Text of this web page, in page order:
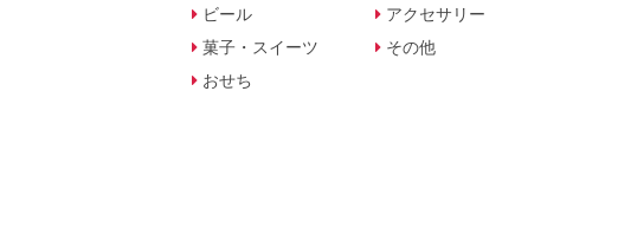
ビール
菓子・スイーツ
おせち
アクセサリー
その他